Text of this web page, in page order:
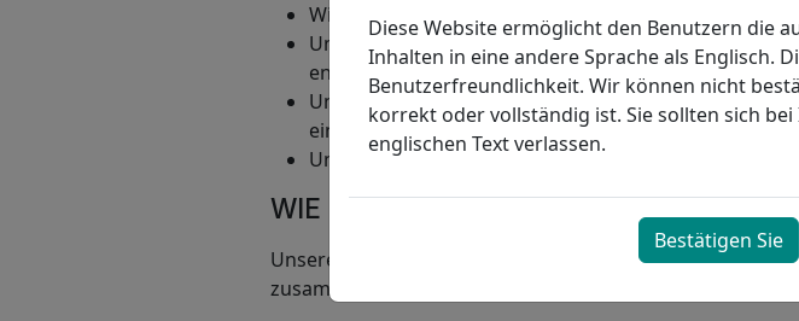
Wir möchten, dass Sie im Mittelpunkt all unserer
Um Ihnen eine Betreuung zu bieten, die Ihren
entspricht.
Um Ihren Wünschen Respekt zu zollen, indem wir
einbeziehen.
Um Ihre Unabhängigkeit bestmöglich zu fördern.
WIE FUNKTIONIERT ES?
Unsere Atemtherapeuten arbeiten mit Ihnen und Ihrem
zusammen, um einen Behandlungsplan zu entwickeln,
Diese Website ermöglicht den Benutzern die
Inhalten in eine andere Sprache als Englisch.
Benutzerfreundlichkeit. Wir können nicht
korrekt oder vollständig ist. Sie sollten sich
englischen Text verlassen.
Bestätigen Sie